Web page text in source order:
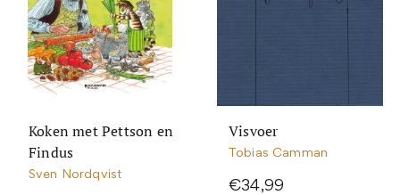
Koken met Pettson en
Findus
Sven Nordqvist
Visvoer
Tobias Camman
€34,99